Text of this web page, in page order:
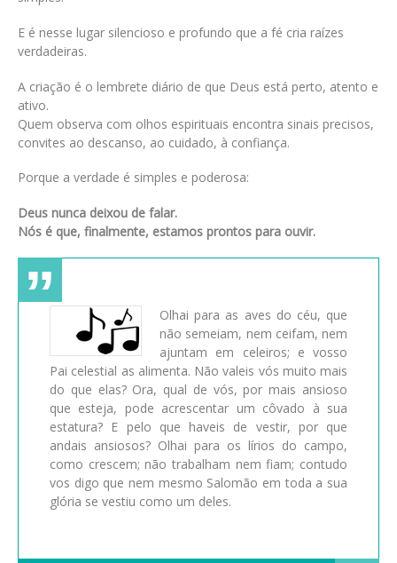
E é nesse lugar silencioso e profundo que a fé cria raízes
verdadeiras.
A criação é o lembrete diário de que Deus está perto, atento e
ativo.
Quem observa com olhos espirituais encontra sinais precisos,
convites ao descanso, ao cuidado, à confiança.
Porque a verdade é simples e poderosa:
Deus nunca deixou de falar.
Nós é que, finalmente, estamos prontos para ouvir.
Olhai para as aves do céu, que
não semeiam, nem ceifam, nem
ajuntam em celeiros; e vosso
Pai celestial as alimenta. Não valeis vós muito mais
do que elas? Ora, qual de vós, por mais ansioso
que esteja, pode acrescentar um côvado à sua
estatura? E pelo que haveis de vestir, por que
andais ansiosos? Olhai para os lírios do campo,
como crescem; não trabalham nem fiam; contudo
vos digo que nem mesmo Salomão em toda a sua
glória se vestiu como um deles.